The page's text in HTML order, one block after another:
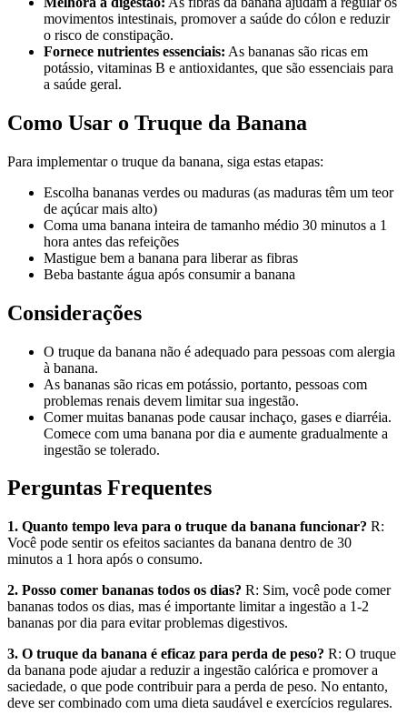
movimentos intestinais, promover a saúde do cólon e reduzir
o risco de constipação.
Fornece nutrientes essenciais: As bananas são ricas em
potássio, vitaminas B e antioxidantes, que são essenciais para
a saúde geral.
Como Usar o Truque da Banana
Para implementar o truque da banana, siga estas etapas:
Escolha bananas verdes ou maduras (as maduras têm um teor
de açúcar mais alto)
Coma uma banana inteira de tamanho médio 30 minutos a 1
hora antes das refeições
Mastigue bem a banana para liberar as fibras
Beba bastante água após consumir a banana
Considerações
O truque da banana não é adequado para pessoas com alergia
à banana.
As bananas são ricas em potássio, portanto, pessoas com
problemas renais devem limitar sua ingestão.
Comer muitas bananas pode causar inchaço, gases e diarréia.
Comece com uma banana por dia e aumente gradualmente a
ingestão se tolerado.
Perguntas Frequentes
1. Quanto tempo leva para o truque da banana funcionar? R:
Você pode sentir os efeitos saciantes da banana dentro de 30
minutos a 1 hora após o consumo.
2. Posso comer bananas todos os dias? R: Sim, você pode comer
bananas todos os dias, mas é importante limitar a ingestão a 1-2
bananas por dia para evitar problemas digestivos.
3. O truque da banana é eficaz para perda de peso? R: O truque
da banana pode ajudar a reduzir a ingestão calórica e promover a
saciedade, o que pode contribuir para a perda de peso. No entanto,
deve ser combinado com uma dieta saudável e exercícios regulares.